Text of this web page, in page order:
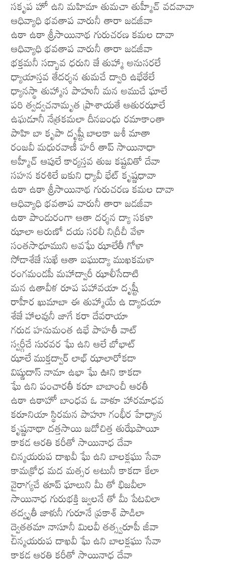
సకృప హో ఉని మహిమా తుమచా తుహ్మీచ్ వదవావా
ఆధివ్యాధి భవతాప వారునీ తారా జడజీవా
ఉఠా ఉఠా శ్రీసాయినాథ గురుచరణ కమల దావా
ఆధివ్యాధి భవతాప వారునీ తారా జడజీవా
భక్తమనీ సద్భావ ధరుని జే తుహ్మా అనుసరలే
ధ్యాయాస్తవ తేదర్శన తుమచే ద్వారి ఉభేఠేలే
ధ్యానస్థా తుహ్మాస పాహునీ మన అముచే ఘాలే
పరి త్వద్వచనామృత ప్రాశాయతే ఆతురఝాలే
ఉఘడూనీ నేత్రకమలా దీనబంధు రమాకాంతా
పాహి బా కృపా దృష్టీ బాలకా జశీ మాతా
రంజవీ మధురవాణీ హరీ తాప్ సాయినాధా
అహ్మీచ్ ఆపులే కార్యస్తవ తుజ కష్టవితో దేవా
సహన కరశిలే ఐకుని ధ్యావీ భేట్ కృష్ణధావా
ఉఠా ఉఠా శ్రీసాయినాథ గురుచరణ కమల దావా
ఆధివ్యాధి భవతాప వారునీ తారా జడజీవా
ఉఠా పాండురంగా ఆతా దర్శన ద్యా సకళా
ఝాలా అరుణో దయ సరలీ నిద్రీచీ వేళా
సంతసాధూముని అవఘే ఝాలేతీ గోళా
సోడాశేజే సుఖే ఆతా బఘుద్యా ముఖకమళా
రంగమండపీ మహాద్వారీ ఝాలీసేదాటి
మన ఉతావీళ రూప పహావయా దృష్టీ
రాహీర ఖుమాబా ఈ తుహ్మాయే ఉ ద్యాదయా
శేజే హాలవునీ జాగే కరా దేవరాయా
గరుడ హనుమంత ఉభే పాహతీ వాట్
స్వర్గీచే సురవర ఘే ఉని ఆలే బోభాట్
ఝాలే ముక్తద్వార్ లాభ్ ఝాలారోకడా
విష్ణుదాస్ నామా ఉభా ఘే ఊని కాకడా
ఘే ఉని పంచారతీ కరూ బాబాంచీ ఆరతీ
ఉఠా ఉఠాహో బాంధవ ఓ వాళూ హారమాధవ
కరూనియా స్థిరమన పాహూ గంభీర హేధ్యాన
కృష్ణనాథా దత్తసాయి జడోచిత్త తుఝేపాయీ
కాకడ ఆరతి కరీతో సాయినాధ దేవా
చిన్మయరుప దాఖవీ ఘే ఉని బాలక్లఘు సేవా
కామక్రోధ మద మత్సర అటునీ కాకడా కేలా
వైరాగ్యచే తూప్ ఘాలుని మీ తో భిజవీలా
సాయినాధ గురుభక్తి జ్వలనే తో మీ పేటవిలా
తద్వృతీ జాళునీ గురూనే ప్రకాశ్ పాడిలా
ద్వైతతమా నాసూనీ మిలవీ తత్స్వరూపీ జీవా
చిన్మయరుప దాఖవీ ఘే ఉని బాలక్లఘు సేవా
కాకడ ఆరతి కరీతో సాయినాధ దేవా